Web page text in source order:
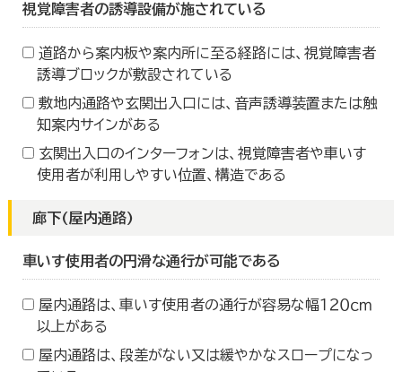
視覚障害者の誘導設備が施されている
道路から案内板や案内所に至る経路には、視覚障害者
誘導ブロックが敷設されている
敷地内通路や玄関出入口には、音声誘導装置または触
知案内サインがある
玄関出入口のインターフォンは、視覚障害者や車いす
使用者が利用しやすい位置、構造である
廊下(屋内通路)
車いす使用者の円滑な通行が可能である
屋内通路は、車いす使用者の通行が容易な幅１２０ｃｍ
以上がある
屋内通路は、段差がない又は緩やかなスロープになっ